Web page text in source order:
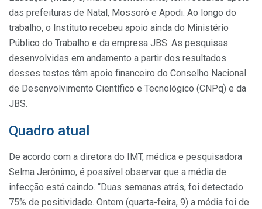
das prefeituras de Natal, Mossoró e Apodi. Ao longo do
trabalho, o Instituto recebeu apoio ainda do Ministério
Público do Trabalho e da empresa JBS. As pesquisas
desenvolvidas em andamento a partir dos resultados
desses testes têm apoio financeiro do Conselho Nacional
de Desenvolvimento Científico e Tecnológico (CNPq) e da
JBS.
Quadro atual
De acordo com a diretora do IMT, médica e pesquisadora
Selma Jerônimo, é possível observar que a média de
infecção está caindo. “Duas semanas atrás, foi detectado
75% de positividade. Ontem (quarta-feira, 9) a média foi de